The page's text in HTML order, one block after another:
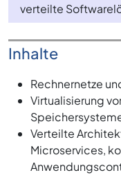
verteilte
Inhalte
Rechnernetze
Virtualisierung
Verteilte
Microservices,